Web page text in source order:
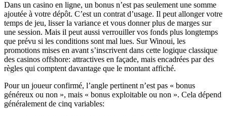
Dans un casino en ligne, un bonus n’est pas seulement une somme
ajoutée à votre dépôt. C’est un contrat d’usage. Il peut allonger votre
temps de jeu, lisser la variance et vous donner plus de marges sur
une session. Mais il peut aussi verrouiller vos fonds plus longtemps
que prévu si les conditions sont mal lues. Sur Winoui, les
promotions mises en avant s’inscrivent dans cette logique classique
des casinos offshore: attractives en façade, mais encadrées par des
règles qui comptent davantage que le montant affiché.
Pour un joueur confirmé, l’angle pertinent n’est pas « bonus
généreux ou non », mais « bonus exploitable ou non ». Cela dépend
généralement de cinq variables: